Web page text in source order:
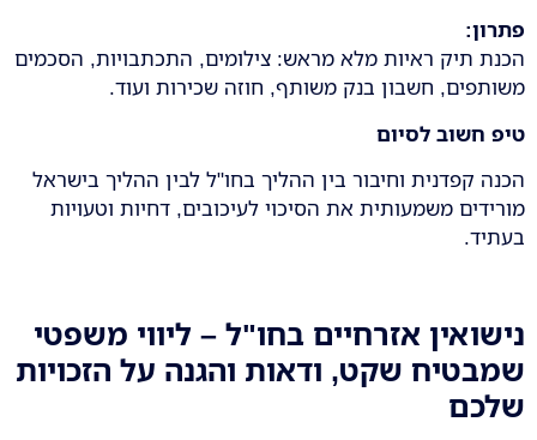
פתרון:
הכנת תיק ראיות מלא מראש: צילומים, התכתבויות, הסכמים
משותפים, חשבון בנק משותף, חוזה שכירות ועוד.
טיפ חשוב לסיום
הכנה קפדנית וחיבור בין ההליך בחו"ל לבין ההליך בישראל
מורידים משמעותית את הסיכוי לעיכובים, דחיות וטעויות
בעתיד.
נישואין אזרחיים בחו"ל – ליווי משפטי
שמבטיח שקט, ודאות והגנה על הזכויות
שלכם